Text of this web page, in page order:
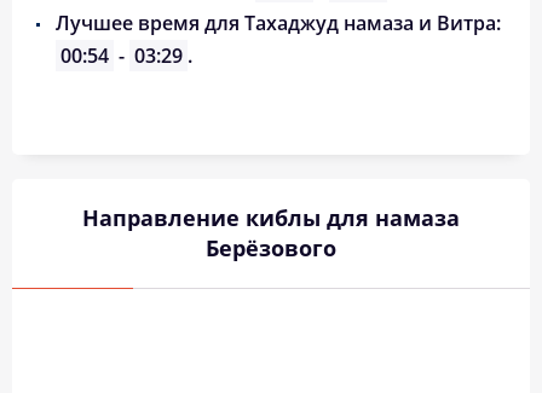
Лучшее время для Тахаджуд намаза и Витра:
00:54 - 03:29 .
Направление киблы для намаза
Берёзового